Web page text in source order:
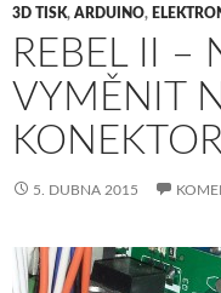
3D TISK, ARDUINO,
REBEL II –
VYMĚNIT
5. DUBNA 2015